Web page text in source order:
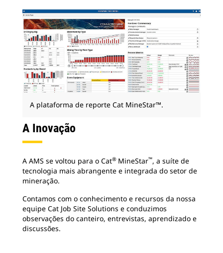
A plataforma de reporte Cat MineStar™.
A Inovação
A AMS se voltou para o Cat® MineStar™, a suíte de
tecnologia mais abrangente e integrada do setor de
mineração.
Contamos com o conhecimento e recursos da nossa
equipe Cat Job Site Solutions e conduzimos
observações do canteiro, entrevistas, aprendizado e
discussões.